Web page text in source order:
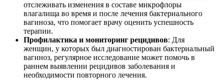
отслеживать изменения в составе микрофлоры
влагалища во время и после лечения бактериального
вагиноза, что помогает врачу оценить успешность
терапии.
Профилактика и мониторинг рецидивов: Для
женщин, у которых был диагностирован бактериальный
вагиноз, регулярное исследование может помочь в
раннем выявлении рецидивов заболевания и
необходимости повторного лечения.